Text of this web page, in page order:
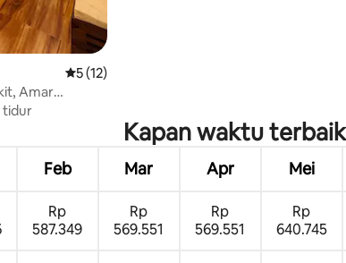
Nilai rata-rata 5 dari 5, 12 ulasan
5 (12)
Amar
tidur
Kapan waktu
Feb Mar Apr Mei
Rp
587.349
Rp
569.551
Rp
569.551
Rp
640.745